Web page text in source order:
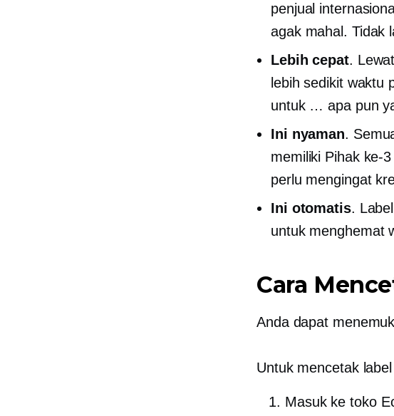
penjual
agak mahal. Tidak
Lebih cepat.
lebih sedikit waktu
untuk … apa pun
Ini nyaman.
memiliki Pihak ke-3
perlu mengingat
Ini otomatis.
untuk menghemat
Cara
Anda dapat
Untuk mencetak
Masuk ke toko